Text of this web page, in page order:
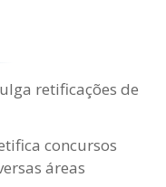
retificações de
concursos
áreas